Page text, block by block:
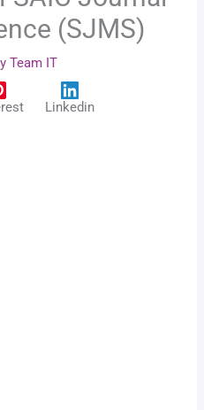
(SJMS)
Team IT
Linkedin